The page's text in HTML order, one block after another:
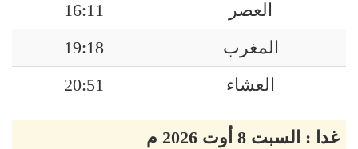
العصر
16:11
المغرب
19:18
العشاء
20:51
غدا : السبت 8 أوت 2026 م